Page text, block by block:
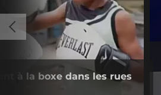
à la boxe dans les rues